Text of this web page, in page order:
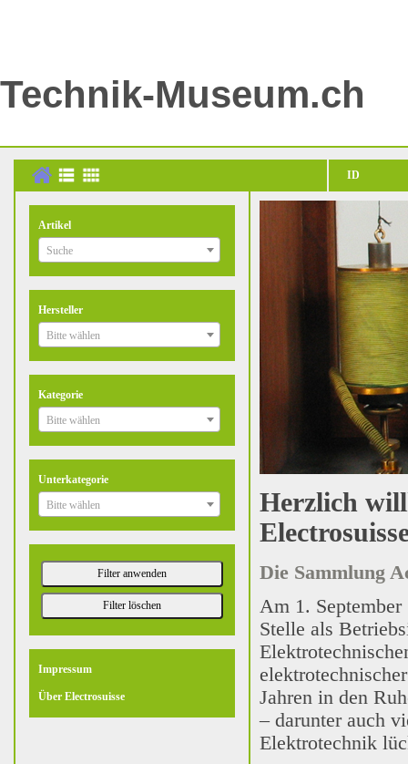
Technik-Museum.ch
ID
Artikel
Suche
Hersteller
Bitte wählen
Kategorie
Bitte wählen
Unterkategorie
Bitte wählen
Impressum
Über Electrosuisse
Herzlich
Die Sammlung
Am 1.
Stelle als
Jahren in den
– darunter auch
Elektrotechnik